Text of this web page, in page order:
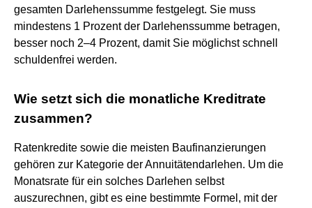
gesamten Darlehenssumme festgelegt. Sie muss
mindestens 1 Prozent der Darlehenssumme betragen,
besser noch 2–4 Prozent, damit Sie möglichst schnell
schuldenfrei werden.
Wie setzt sich die monatliche Kreditrate
zusammen?
Ratenkredite sowie die meisten Baufinanzierungen
gehören zur Kategorie der Annuitätendarlehen. Um die
Monatsrate für ein solches Darlehen selbst
auszurechnen, gibt es eine bestimmte Formel, mit der